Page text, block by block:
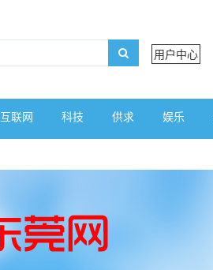
用户中心
互联网 科技 供求 娱乐